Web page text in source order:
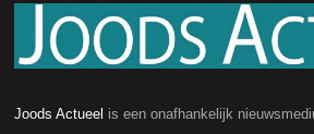
Joods Actueel is een onafhankelijk